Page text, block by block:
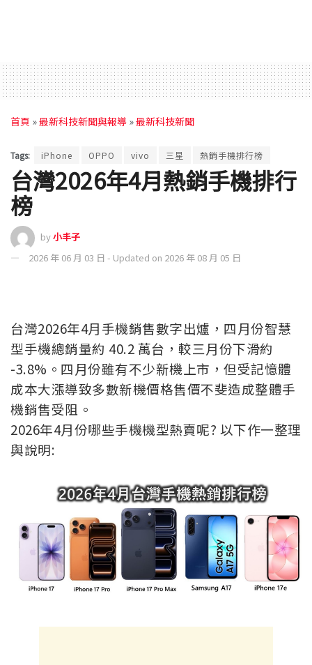
首頁 »最新科技新聞與報導 »最新科技新聞
Tags: iPhone OPPO vivo 三星 熱銷手機排行榜
台灣2026年4月熱銷手機排行
榜
by小丰子
2026 年 06 月 03 日 - Updated on 2026 年 08 月 05 日
台灣2026年4月手機銷售數字出爐，四月份智慧
型手機總銷量約 40.2 萬台，較三月份下滑約
-3.8%。四月份雖有不少新機上市 ，但受記憶體
成本大漲導致多數新機價格售價不斐造成整體手
機銷售受阻 。
2026年4月份哪些手機機型熱賣呢? 以下作一整理
與說明: